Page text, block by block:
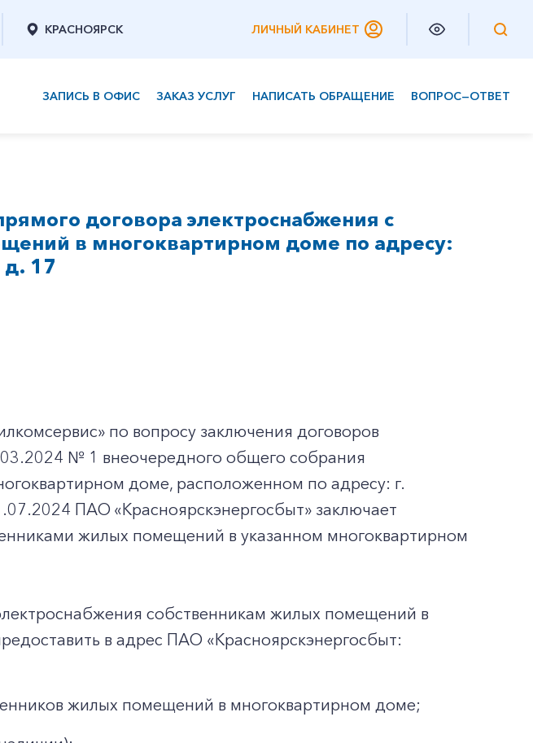
КРАСНОЯРСК ЛИЧНЫЙ КАБИНЕТ
ЗАПИСЬ В ОФИС ЗАКАЗ УСЛУГ НАПИСАТЬ ОБРАЩЕНИЕ ВОПРОС—ОТВЕТ
договора электроснабжения с
в многоквартирном доме по адресу:
д. 17
по вопросу заключения договоров
№ 1 внеочередного общего собрания
доме, расположенном по адресу: г.
ПАО «Красноярскэнергосбыт» заключает
жилых помещений в указанном многоквартирном
собственникам жилых помещений в
в адрес ПАО «Красноярскэнергосбыт:
жилых помещений в многоквартирном доме;